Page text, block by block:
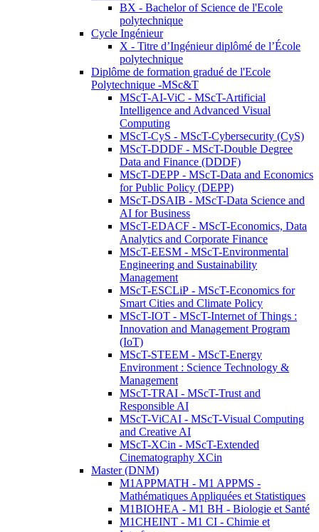
BX - Bachelor of Science de l'Ecole
polytechnique
Cycle Ingénieur
X - Titre d’Ingénieur diplômé de l’École
polytechnique
Diplôme de formation gradué de l'Ecole
Polytechnique -MSc&T
MScT-AI-ViC - MScT-Artificial
Intelligence and Advanced Visual
Computing
MScT-CyS - MScT-Cybersecurity (CyS)
MScT-DDDF - MScT-Double Degree
Data and Finance (DDDF)
MScT-DEPP - MScT-Data and Economics
for Public Policy (DEPP)
MScT-DSAIB - MScT-Data Science and
AI for Business
MScT-EDACF - MScT-Economics, Data
Analytics and Corporate Finance
MScT-EESM - MScT-Environmental
Engineering and Sustainability
Management
MScT-ESCLiP - MScT-Economics for
Smart Cities and Climate Policy
MScT-IOT - MScT-Internet of Things :
Innovation and Management Program
(IoT)
MScT-STEEM - MScT-Energy
Environment : Science Technology &
Management
MScT-TRAI - MScT-Trust and
Responsible AI
MScT-ViCAI - MScT-Visual Computing
and Creative AI
MScT-XCin - MScT-Extended
Cinematography XCin
Master (DNM)
M1APPMATH - M1 APPMS -
Mathématiques Appliquées et Statistiques
M1BIOHEA - M1 BH - Biologie et Santé
M1CHEINT - M1 CI - Chimie et